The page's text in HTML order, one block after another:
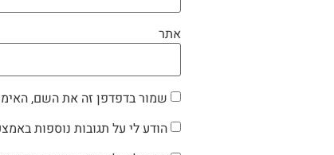
אתר
שמור בדפדפן זה את השם,
הודע לי על תגובות נוספות